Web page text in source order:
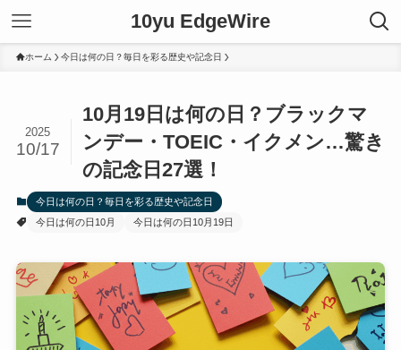
10yu EdgeWire
ホーム 今日は何の日？毎日を彩る歴史や記念日
10月19日は何の日？ブラックマ
ンデー・TOEIC・イクメン…驚き
の記念日27選！
2025
10/17
今日は何の日？毎日を彩る歴史や記念日
今日は何の日10月
今日は何の日10月19日